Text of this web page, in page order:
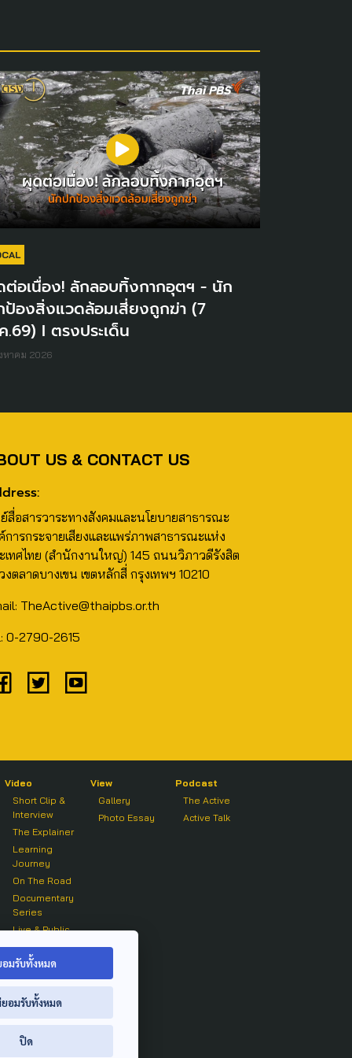
ต่อเนื่อง! ลักลอบทิ้งกากอุตฯ - นัก
ป้องสิ่งแวดล้อมเสี่ยงถูกฆ่า (7
.69) I ตรงประเด็น
หาคม 2026
US & CONTACT US
สื่อสารวาระทางสังคมและนโยบายสาธารณะ
การกระจายเสียงและแพร่ภาพสาธารณะแห่ง
เทศไทย (สำนักงานใหญ่) 145 ถนนวิภาวดีรังสิต
งตลาดบางเขน เขตหลักสี่ กรุงเทพฯ 10210
TheActive@thaipbs.or.th
0-2790-2615
Video
Short Clip &
Interview
The Explainer
Learning
Journey
On The Road
Documentary
Series
Live & Public
On air Clip
View
Gallery
Photo Essay
Podcast
The Active
Active Talk
อมรับทั้งหมด
ยอมรับทั้งหมด
ปิด